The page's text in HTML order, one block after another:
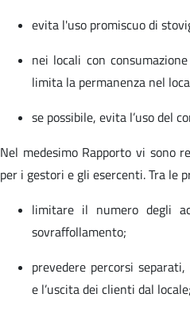
evita l'uso promiscuo di
nei locali con
limita la permanenza nel
se possibile, evita l’uso del
Nel medesimo Rapporto vi sono
per i gestori e gli esercenti. Tra le
limitare il numero degli
sovraffollamento;
prevedere percorsi
e l’uscita dei clienti dal locale;